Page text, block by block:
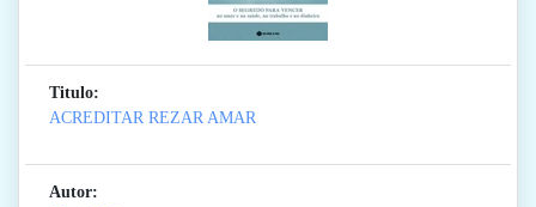
Titulo:
ACREDITAR REZAR AMAR
Autor: